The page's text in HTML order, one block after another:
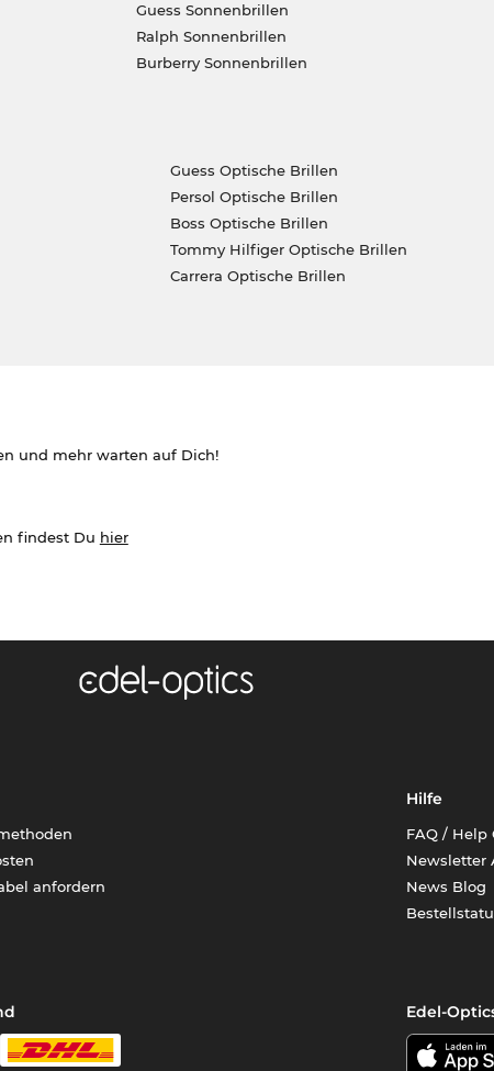
Guess Sonnenbrillen
Ralph Sonnenbrillen
Burberry Sonnenbrillen
Guess Optische Brillen
Persol Optische Brillen
Boss Optische Brillen
Tommy Hilfiger Optische Brillen
Carrera Optische Brillen
und mehr warten auf Dich!
findest Du hier
anfordern
Hilfe
FAQ / Help
Newsletter
News Blog
Edel-